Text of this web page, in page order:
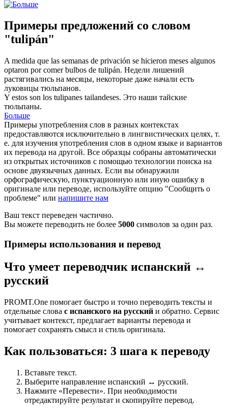
Примеры предложений со словом
"tulipán"
A medida que las semanas de privación se hicieron meses algunos
optaron por comer bulbos de tulipán. Недели лишений
растягивались на месяцы, некоторые даже начали есть
луковицы тюльпанов.
Y estos son los tulipanes tailandeses. Это наши тайские
тюльпаны.
Больше
Примеры употребления слов в разных контекстах
предоставляются исключительно в лингвистических целях, т.
е. для изучения употребления слов в одном языке и вариантов
их перевода на другой. Все образцы собраны автоматически
из открытых источников с помощью технологии поиска на
основе двуязычных данных. Если вы обнаружили
орфографическую, пунктуационную или иную ошибку в
оригинале или переводе, используйте опцию "Сообщить о
проблеме" или напишите нам
Ваш текст переведен частично.
Вы можете переводить не более 5000 символов за один раз.
Примеры использования и перевод
Что умеет переводчик испанский ↔
русский
PROMT.One помогает быстро и точно переводить тексты и
отдельные слова с испанского на русский и обратно. Сервис
учитывает контекст, предлагает варианты перевода и
помогает сохранять смысл и стиль оригинала.
Как пользоваться: 3 шага к переводу
Вставьте текст.
Выберите направление испанский ↔ русский.
Нажмите «Перевести». При необходимости
отредактируйте результат и скопируйте перевод.